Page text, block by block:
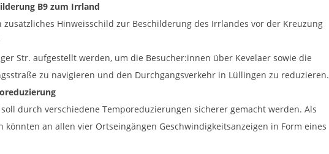
B9 zum Irrland
zusätzliches Hinweisschild zur Beschilderung des Irrlandes vor der Kreuzung
Str. aufgestellt werden, um die Besucher:innen über Kevelaer sowie die
zu navigieren und den Durchgangsverkehr in Lüllingen zu reduzieren.
durch verschiedene Temporeduzierungen sicherer gemacht werden. Als
könnten an allen vier Ortseingängen Geschwindigkeitsanzeigen in Form eines